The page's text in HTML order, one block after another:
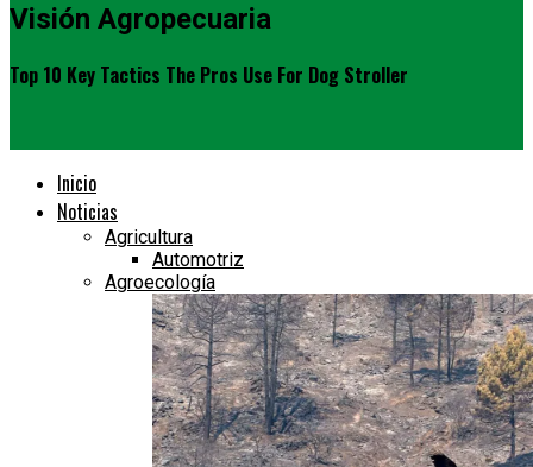
Visión Agropecuaria
Top 10 Key Tactics The Pros Use For Dog Stroller
Inicio
Noticias
Agricultura
Automotriz
Agroecología